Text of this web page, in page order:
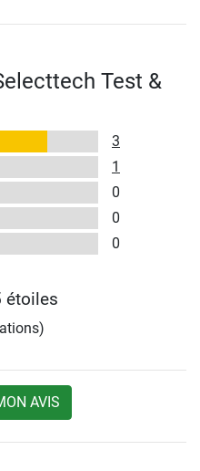
Test &
3
1
0
0
0
étoiles
AVIS